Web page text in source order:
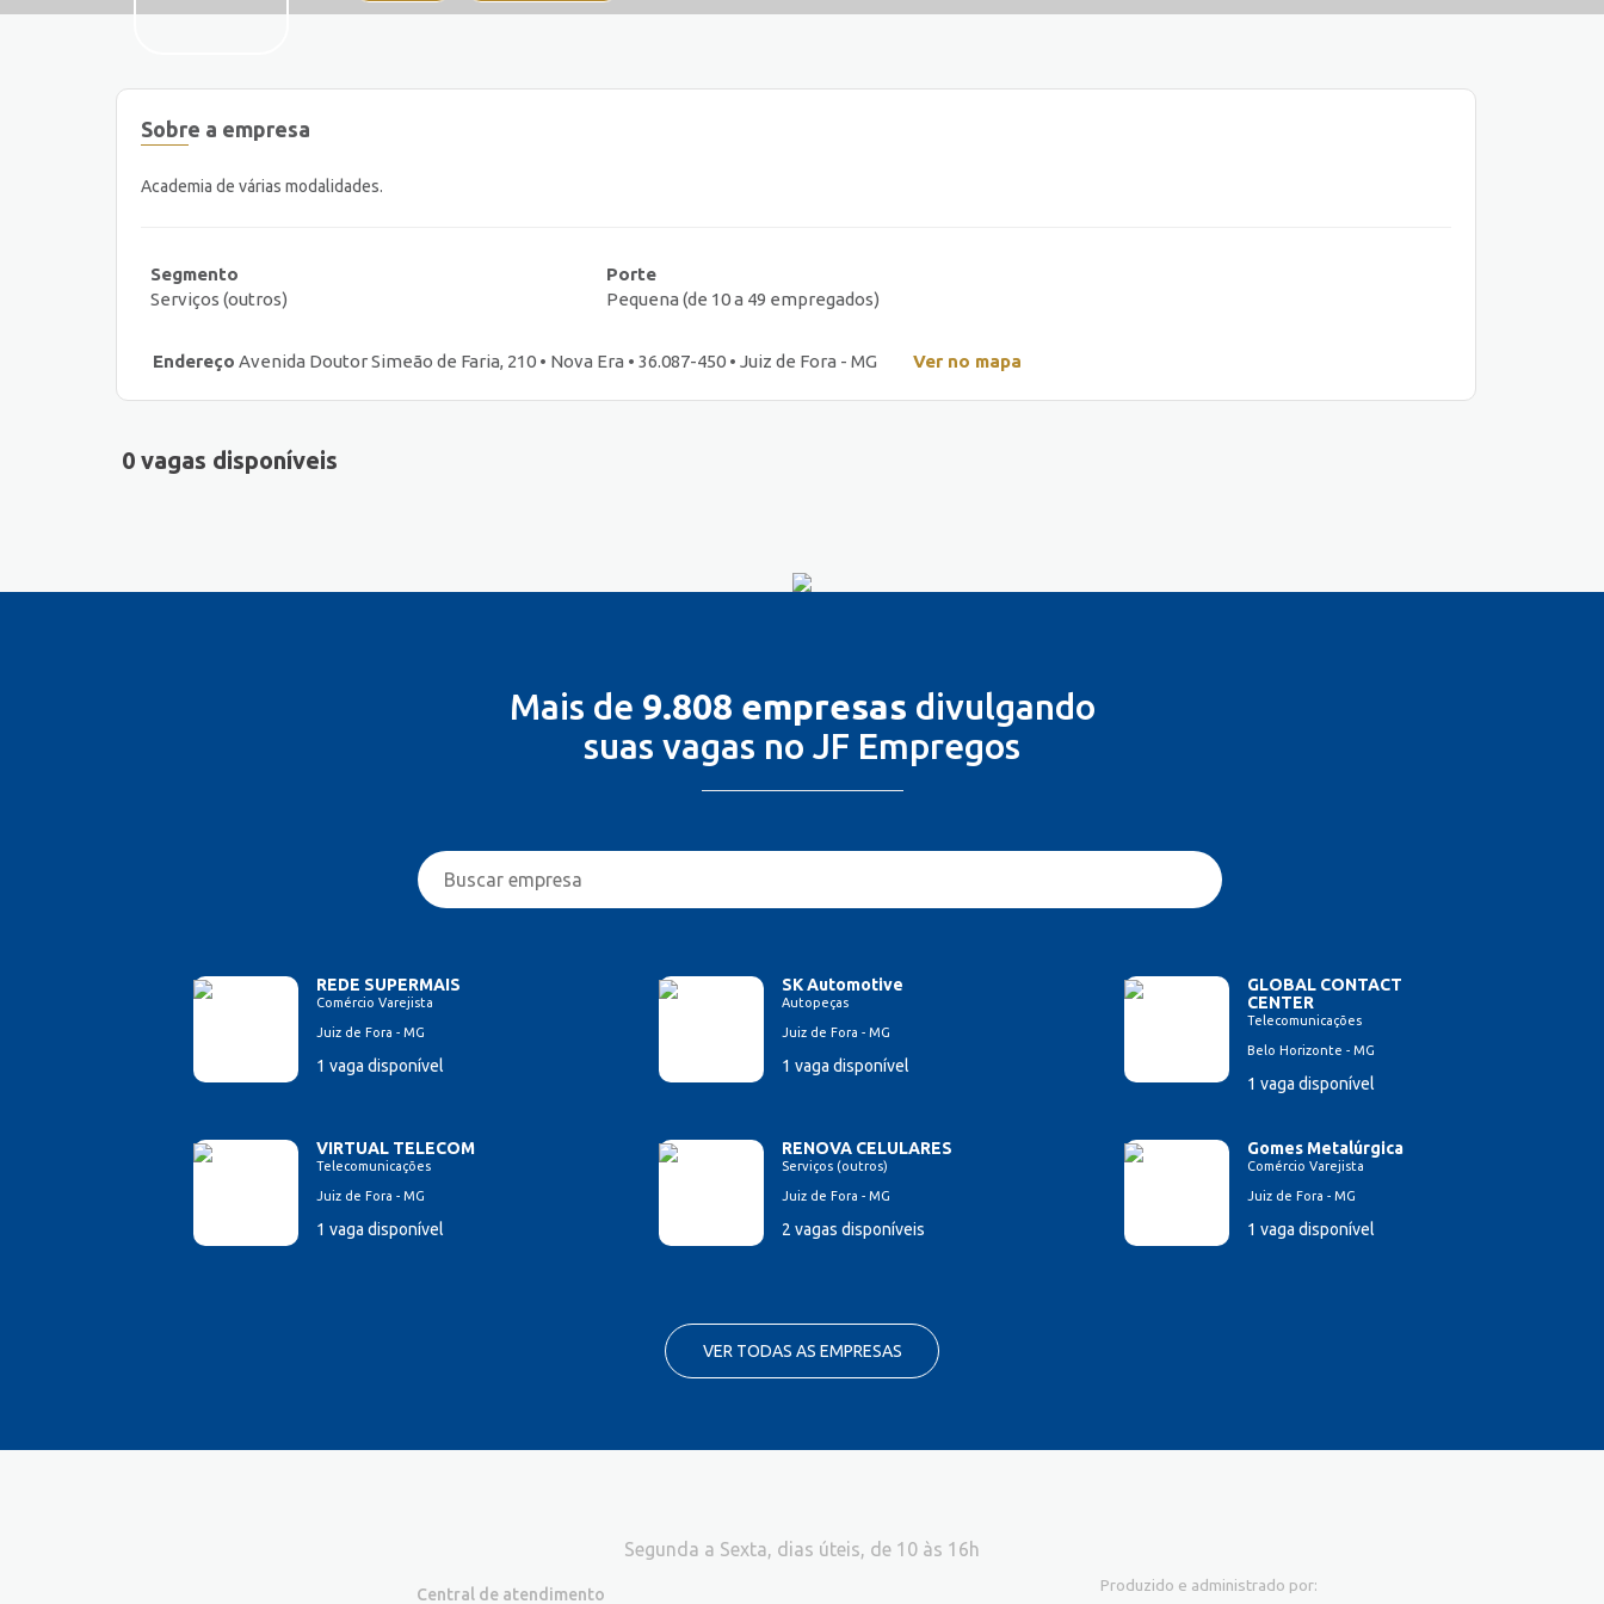
Sobre a empresa
Academia de várias modalidades.
Segmento
Serviços (outros)
Porte
Pequena (de 10 a 49 empregados)
Endereço Avenida Doutor Simeão de Faria, 210 • Nova Era • 36.087-450 • Juiz de Fora - MG Ver no mapa
0 vagas disponíveis
Mais de 9.808 empresas divulgando
suas vagas no JF Empregos
REDE SUPERMAIS
Comércio Varejista
Juiz de Fora - MG
1 vaga disponível
SK Automotive
Autopeças
Juiz de Fora - MG
1 vaga disponível
GLOBAL CONTACT
CENTER
Telecomunicações
Belo Horizonte - MG
1 vaga disponível
VIRTUAL TELECOM
Telecomunicações
Juiz de Fora - MG
1 vaga disponível
RENOVA CELULARES
Serviços (outros)
Juiz de Fora - MG
2 vagas disponíveis
Gomes Metalúrgica
Comércio Varejista
Juiz de Fora - MG
1 vaga disponível
VER TODAS AS EMPRESAS
Segunda a Sexta, dias úteis, de 10 às 16h
Central de atendimento Produzido e administrado por: